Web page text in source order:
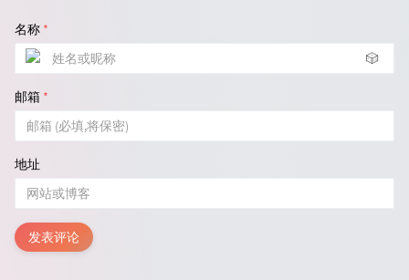
名称 *
🎲
邮箱 *
地址
发表评论